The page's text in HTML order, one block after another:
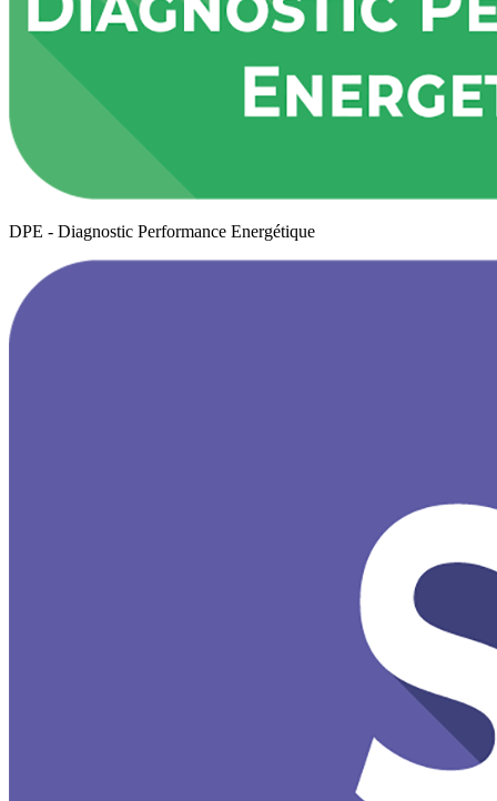
DPE - Diagnostic Performance Energétique